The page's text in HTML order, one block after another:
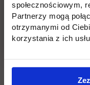
społecznościowym,
Partnerzy mogą
otrzymanymi od
korzystania z ich